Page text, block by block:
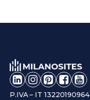
P.IVA – IT 13220190964